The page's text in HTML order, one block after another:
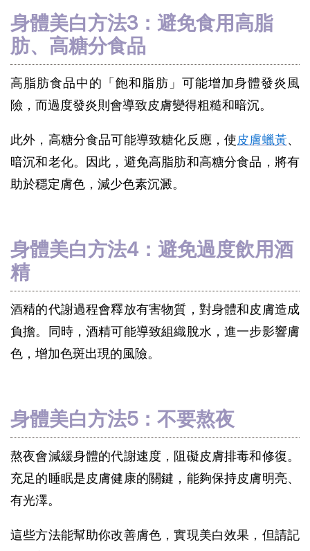
身體美白方法3：避免食用高脂
肪、高糖分食品
高脂肪食品中的「飽和脂肪」可能增加身體發炎風
險，而過度發炎則會導致皮膚變得粗糙和暗沉。
此外，高糖分食品可能導致糖化反應，使皮膚蠟黃、
暗沉和老化。因此，避免高脂肪和高糖分食品，將有
助於穩定膚色，減少色素沉澱。
身體美白方法4：避免過度飲用酒
精
酒精的代謝過程會釋放有害物質，對身體和皮膚造成
負擔。同時，酒精可能導致組織脫水，進一步影響膚
色，增加色斑出現的風險。
身體美白方法5：不要熬夜
熬夜會減緩身體的代謝速度，阻礙皮膚排毒和修復。
充足的睡眠是皮膚健康的關鍵，能夠保持皮膚明亮、
有光澤。
這些方法能幫助你改善膚色，實現美白效果，但請記